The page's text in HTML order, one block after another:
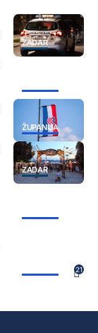
ZADAR
ŽUPANIJA
ZADAR
21